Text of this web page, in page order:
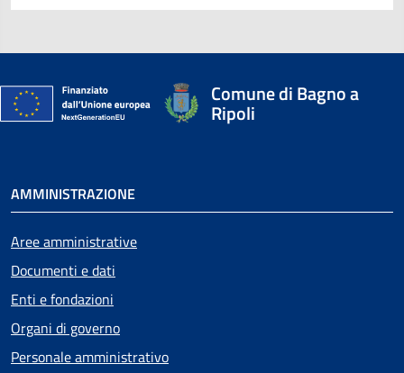
Comune di Bagno a
Ripoli
AMMINISTRAZIONE
Aree amministrative
Documenti e dati
Enti e fondazioni
Organi di governo
Personale amministrativo